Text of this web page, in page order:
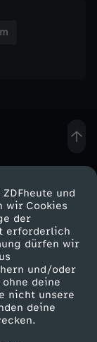
und
wir Cookies
der
erforderlich
dürfen wir
und/oder
deine
nicht unsere
deine